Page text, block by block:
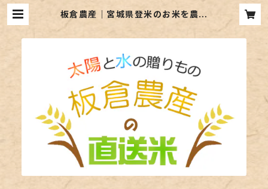
板倉農産｜宮城県登米のお米を農家